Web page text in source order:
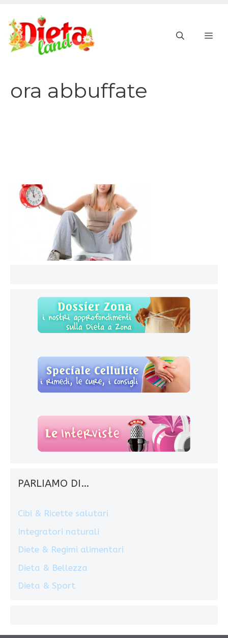
contenuto
ora abbuffate
PARLIAMO DI…
Cibi & Ricette salutari
Integratori naturali
Diete & Regimi alimentari
Dieta & Bellezza
Dieta & Sport